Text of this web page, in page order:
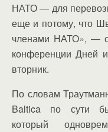
НАТО — для
еще и потому, что
членами НАТО», —
конференции Дней
вторник.
По словам
Baltica по сути
который